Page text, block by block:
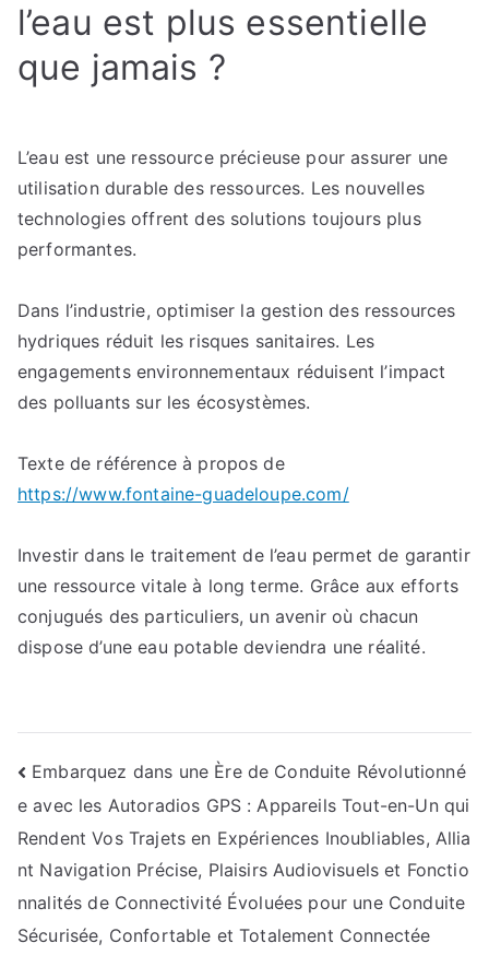
l’eau est plus essentielle
que jamais ?
L’eau est une ressource précieuse pour assurer une
utilisation durable des ressources. Les nouvelles
technologies offrent des solutions toujours plus
performantes.
Dans l’industrie, optimiser la gestion des ressources
hydriques réduit les risques sanitaires. Les
engagements environnementaux réduisent l’impact
des polluants sur les écosystèmes.
Texte de référence à propos de
https://www.fontaine-guadeloupe.com/
Investir dans le traitement de l’eau permet de garantir
une ressource vitale à long terme. Grâce aux efforts
conjugués des particuliers, un avenir où chacun
dispose d’une eau potable deviendra une réalité.
Navigation
de
l’article
Embarquez dans une Ère de Conduite Révolutionné
e avec les Autoradios GPS : Appareils Tout-en-Un qui
Rendent Vos Trajets en Expériences Inoubliables, Allia
nt Navigation Précise, Plaisirs Audiovisuels et Fonctio
nnalités de Connectivité Évoluées pour une Conduite
Sécurisée, Confortable et Totalement Connectée